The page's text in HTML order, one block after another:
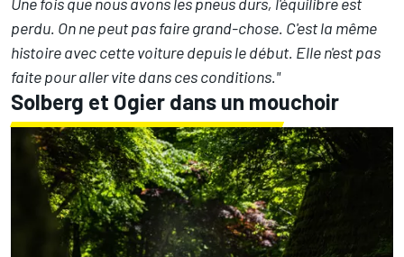
perdu. On ne peut pas faire grand-chose. C'est la même
histoire avec cette voiture depuis le début. Elle n'est pas
faite pour aller vite dans ces conditions."
Solberg et Ogier dans un mouchoir